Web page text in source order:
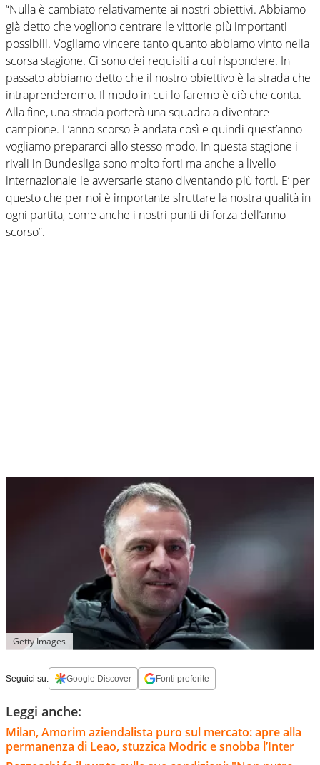
“Nulla è cambiato relativamente ai nostri obiettivi. Abbiamo
già detto che vogliono centrare le vittorie più importanti
possibili. Vogliamo vincere tanto quanto abbiamo vinto nella
scorsa stagione. Ci sono dei requisiti a cui rispondere. In
passato abbiamo detto che il nostro obiettivo è la strada che
intraprenderemo. Il modo in cui lo faremo è ciò che conta.
Alla fine, una strada porterà una squadra a diventare
campione. L’anno scorso è andata così e quindi quest’anno
vogliamo prepararci allo stesso modo. In questa stagione i
rivali in Bundesliga sono molto forti ma anche a livello
internazionale le avversarie stano diventando più forti. E’ per
questo che per noi è importante sfruttare la nostra qualità in
ogni partita, come anche i nostri punti di forza dell’anno
scorso”.
Getty Images
Seguici su: Google Discover Fonti preferite
Leggi anche:
Milan, Amorim aziendalista puro sul mercato: apre alla
permanenza di Leao, stuzzica Modric e snobba l’Inter